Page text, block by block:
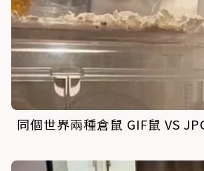
同個世界兩種倉鼠 GIF鼠 VS